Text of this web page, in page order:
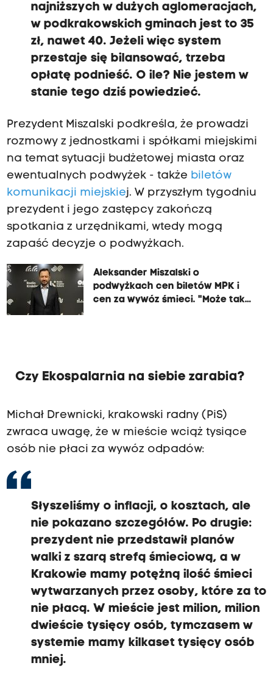
najniższych w dużych aglomeracjach,
w podkrakowskich gminach jest to 35
zł, nawet 40. Jeżeli więc system
przestaje się bilansować, trzeba
opłatę podnieść. O ile? Nie jestem w
stanie tego dziś powiedzieć.
Prezydent Miszalski podkreśla, że prowadzi
rozmowy z jednostkami i spółkami miejskimi
na temat sytuacji budżetowej miasta oraz
ewentualnych podwyżek - także biletów
komunikacji miejskiej. W przyszłym tygodniu
prezydent i jego zastępcy zakończą
spotkania z urzędnikami, wtedy mogą
zapaść decyzje o podwyżkach.
Aleksander Miszalski o
podwyżkach cen biletów MPK i
cen za wywóz śmieci. "Może tak
Czy Ekospalarnia na siebie zarabia?
Michał Drewnicki, krakowski radny (PiS)
zwraca uwagę, że w mieście wciąż tysiące
osób nie płaci za wywóz odpadów:
Słyszeliśmy o inflacji, o kosztach, ale
nie pokazano szczegółów. Po drugie:
prezydent nie przedstawił planów
walki z szarą strefą śmieciową, a w
Krakowie mamy potężną ilość śmieci
wytwarzanych przez osoby, które za to
nie płacą. W mieście jest milion, milion
dwieście tysięcy osób, tymczasem w
systemie mamy kilkaset tysięcy osób
mniej.